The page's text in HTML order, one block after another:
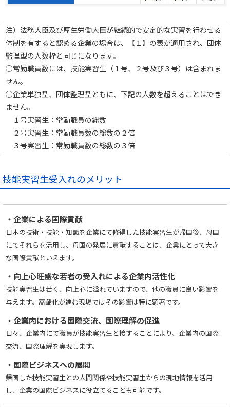
注）法務大臣及び厚生労働大臣が継続的で安定的な実習を行わせる
体制を有すると認める企業の場合は、【１】の表が適用され、団体
監理型の人数枠と同じになります。
○常勤職員数には、技能実習生（１号、２号及び３号）は含まれま
せん。
○企業単独型、団体監理型ともに、下記の人数を超えることはでき
ません。
１号実習生：常勤職員の総数
２号実習生：常勤職員数の総数の２倍
３号実習生：常勤職員数の総数の３倍
技能実習生受入れのメリット
・企業による国際貢献
日本の技術・技能・知識を企業にて修得した技能実習生が帰国後、母国
にてそれらを活用し、母国の発展に貢献することは、企業にとって大き
な国際貢献といえます。
・向上心旺盛な若者の受入れによる企業内活性化
技能実習生は若く、向上心に溢れていますので、他の職員に良い影響を
与えます。高齢化が進む現場ではその影響は特に顕著です。
・企業内における国際交流、国際理解の促進
日々、企業内にて職員が技能実習生と接することにより、企業内の国際
交流、国際理解を実現します。
・国際ビジネスへの展開
帰国した技能実習生との人間関係や技能実習生からの現地情報を活用
し、企業の国際ビジネスに役立てることも可能です。